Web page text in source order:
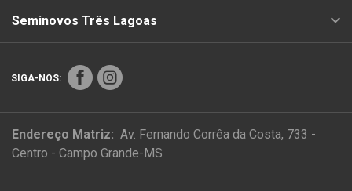
Seminovos Três Lagoas
SIGA-NOS:
Endereço Matriz: Av. Fernando Corrêa da Costa, 733 -
Centro - Campo Grande-MS